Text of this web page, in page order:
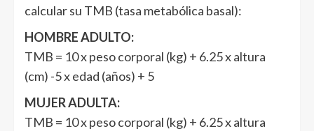
calcular su TMB (tasa metabólica basal):
HOMBRE ADULTO:
TMB = 10 x peso corporal (kg) + 6.25 x altura
(cm) -5 x edad (años) + 5
MUJER ADULTA:
TMB = 10 x peso corporal (kg) + 6.25 x altura